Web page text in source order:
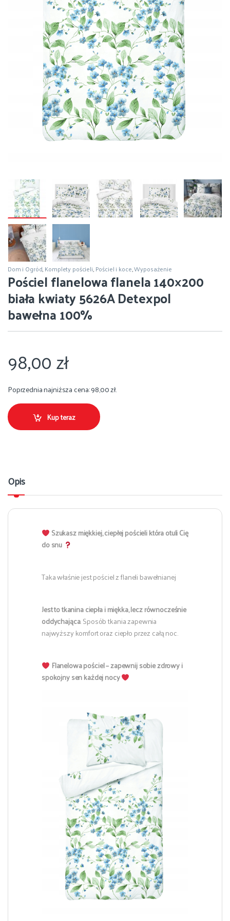
Dom i Ogród,Komplety pościeli,Pościel i koce,Wyposażenie
Pościel flanelowa flanela 140×200
biała kwiaty 5626A Detexpol
bawełna 100%
98,00zł
Poprzednia najniższa cena:98,00zł.
Kup teraz
Opis
Szukasz miękkiej, ciepłej pościeli która otuli Cię
do snu
Taka właśnie jest pościel z flaneli bawełnianej
Jest to tkanina ciepła i miękka, lecz równocześnie
oddychająca. Sposób tkania zapewnia
najwyższy komfort oraz ciepło przez całą noc.
Flanelowa pościel – zapewnij sobie zdrowy i
spokojny sen każdej nocy